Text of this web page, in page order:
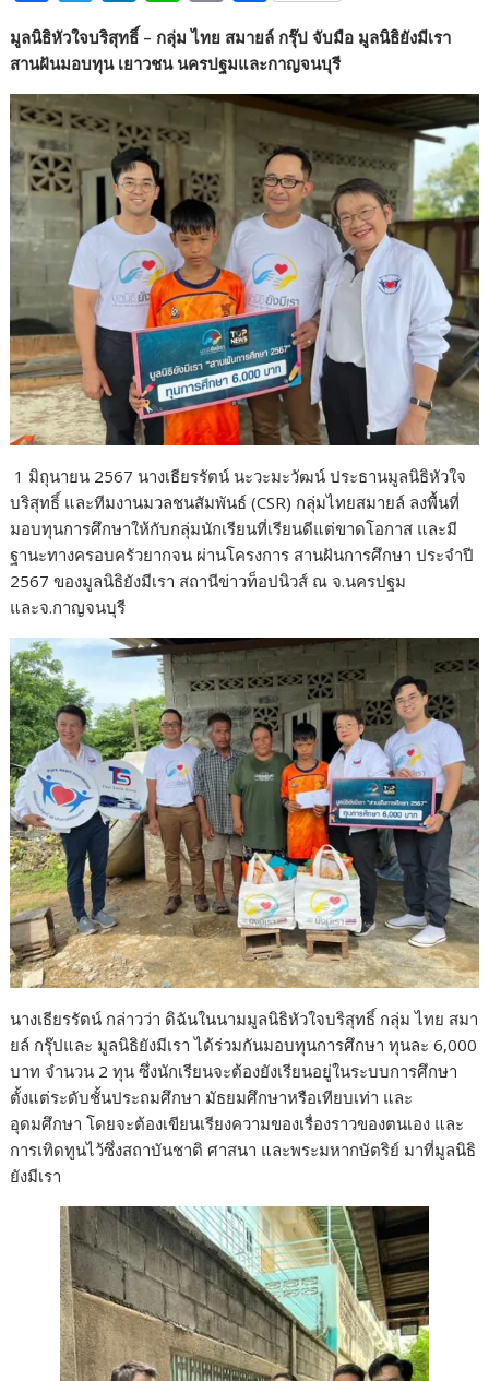
ac
e
b
o
o
k
w
itt
er
n
k
e
dI
n
n
e p
y
Li
n
k
h
ar
e
มูลนิธิหัวใจบริสุทธิ์ – กลุ่ม ไทย สมายล์ กรุ๊ป จับมือ มูลนิธิยังมีเรา
สานฝันมอบทุน เยาวชน นครปฐมและกาญจนบุรี
​ 1 มิถุนายน 2567 นางเธียรรัตน์ นะวะมะวัฒน์ ประธานมูลนิธิหัวใจ
บริสุทธิ์ และทีมงานมวลชนสัมพันธ์ (CSR) กลุ่มไทยสมายล์ ลงพื้นที่
มอบทุนการศึกษาให้กับกลุ่มนักเรียนที่เรียนดีแต่ขาดโอกาส และมี
ฐานะทางครอบครัวยากจน ผ่านโครงการ สานฝันการศึกษา ประจำปี
2567 ของมูลนิธิยังมีเรา สถานีข่าวท็อปนิวส์ ณ จ.นครปฐม
และจ.กาญจนบุรี
​นางเธียรรัตน์ กล่าวว่า ดิฉันในนามมูลนิธิหัวใจบริสุทธิ์ กลุ่ม ไทย สมา
ยล์ กรุ๊ปและ มูลนิธิยังมีเรา ได้ร่วมกันมอบทุนการศึกษา ทุนละ 6,000
บาท จำนวน 2 ทุน ซึ่งนักเรียนจะต้องยังเรียนอยู่ในระบบการศึกษา
ตั้งแต่ระดับชั้นประถมศึกษา มัธยมศึกษาหรือเทียบเท่า และ
อุดมศึกษา โดยจะต้องเขียนเรียงความของเรื่องราวของตนเอง และ
การเทิดทูนไว้ซึ่งสถาบันชาติ ศาสนา และพระมหากษัตริย์ มาที่มูลนิธิ
ยังมีเรา